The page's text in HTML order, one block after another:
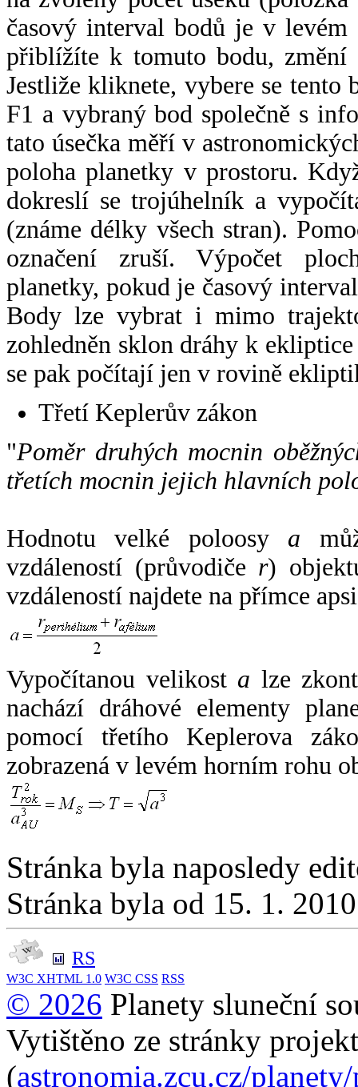
časový interval bodů je v
přiblížíte k tomuto bodu,
Jestliže kliknete, vybere se tento
F1 a vybraný bod společně s
tato úsečka měří v
poloha planetky v prostoru.
dokreslí se trojúhelník a
(známe délky všech stran).
označení zruší. Výpočet
planetky, pokud je časový
Body lze vybrat i mimo
zohledněn sklon dráhy k
se pak počítají jen v rovině
Třetí Keplerův zákon
"Poměr druhých mocnin
třetích mocnin jejich hlavních
Hodnotu velké poloosy a
vzdáleností (průvodiče r)
vzdáleností najdete na přímce
Vypočítanou velikost a lze
nachází dráhové elementy
pomocí třetího Keplerova
zobrazená v levém horním rohu
Stránka byla naposledy
Stránka byla od 15. 1.
RS
W3C XHTML 1.0 W3C CSS RSS
© 2026 Planety sluneční
Vytištěno ze stránky
(astronomia.zcu.cz/